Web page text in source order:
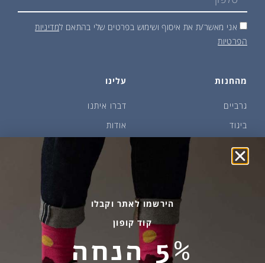
מהחנות
גרביים
ביגוד
שמן זית ודבש
פקעות ובצלים
עלינו
דברו איתנו
אודות
איפה קונים?
הבלוג של יודפת
החלפות והחזרות
שירות לקוחות
בהודעות ווטסאפ בלבד
אני מאשר/ת את איסוף ושימוש בפרטים שלי בהתאם למדיניות
הפרטיות
הירשמו לאתר וקבלו
קוד קופון
5% הנחה